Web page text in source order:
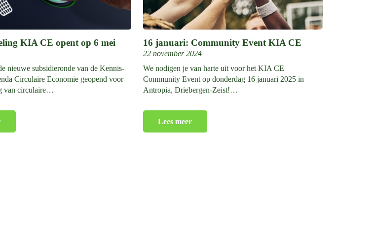
KIA CE opent op 6 mei
nieuwe subsidieronde van de Kennis-
Circulaire Economie geopend voor
van circulaire…
16 januari: Community Event KIA CE
22 november 2024
We nodigen je van harte uit voor het KIA CE
Community Event op donderdag 16 januari 2025 in
Antropia, Driebergen-Zeist!…
Lees meer